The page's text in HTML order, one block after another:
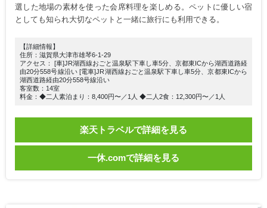
選した地場の素材を使った会席料理を楽しめる。ペットに優しい宿
としても知られ大切なペットと一緒に旅行にも利用できる。
【詳細情報】
住所：滋賀県大津市雄琴6-1-29
アクセス： [車]JR湖西線おごと温泉駅下車し車5分、京都東ICから湖西道路経
由20分558号線沿い [電車]JR湖西線おごと温泉駅下車し車5分、京都東ICから
湖西道路経由20分558号線沿い
客室数：14室
料金：◆二人素泊まり：8,400円〜／1人 ◆二人2食：12,300円〜／1人
楽天トラベルで詳細を見る
一休.comで詳細を見る